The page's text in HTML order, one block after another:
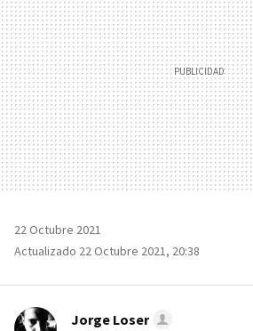
22 Octubre 2021
Actualizado 22 Octubre 2021, 20:38
Jorge Loser